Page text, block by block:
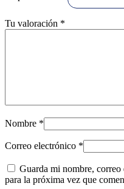
Tu valoración *
Nombre *
Correo electrónico *
Guarda mi nombre,
para la próxima vez que